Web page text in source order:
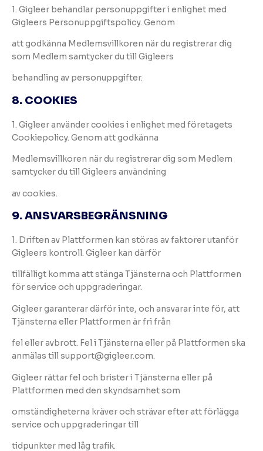
1. Gigleer behandlar personuppgifter i enlighet med
Gigleers Personuppgiftspolicy. Genom
att godkänna Medlemsvillkoren när du registrerar dig
som Medlem samtycker du till Gigleers
behandling av personuppgifter.
8. COOKIES
1. Gigleer använder cookies i enlighet med företagets
Cookiepolicy. Genom att godkänna
Medlemsvillkoren när du registrerar dig som Medlem
samtycker du till Gigleers användning
av cookies.
9. ANSVARSBEGRÄNSNING
1. Driften av Plattformen kan störas av faktorer utanför
Gigleers kontroll. Gigleer kan därför
tillfälligt komma att stänga Tjänsterna och Plattformen
för service och uppgraderingar.
Gigleer garanterar därför inte, och ansvarar inte för, att
Tjänsterna eller Plattformen är fri från
fel eller avbrott. Fel i Tjänsterna eller på Plattformen ska
anmälas till support@gigleer.com.
Gigleer rättar fel och brister i Tjänsterna eller på
Plattformen med den skyndsamhet som
omständigheterna kräver och strävar efter att förlägga
service och uppgraderingar till
tidpunkter med låg trafik.